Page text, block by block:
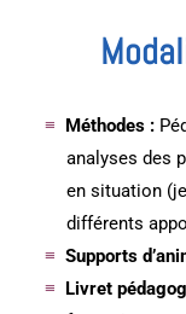
Méthodes :
analyses des
en situation
différents
Supports
Livret